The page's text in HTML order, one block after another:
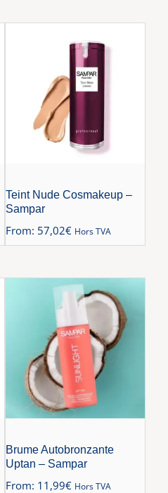
Teint Nude Cosmakeup –
Sampar
From: 57,02€ Hors TVA
Brume Autobronzante
Uptan – Sampar
From: 11,99€ Hors TVA